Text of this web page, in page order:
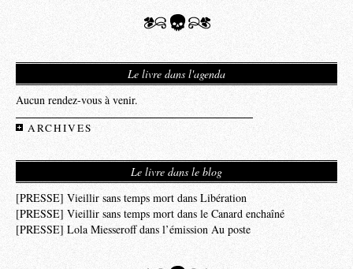
Le livre dans l'agenda
Aucun rendez-vous à venir.
ARCHIVES
Le livre dans le blog
[PRESSE] Vieillir sans temps mort dans Libération
[PRESSE] Vieillir sans temps mort dans le Canard enchaîné
[PRESSE] Lola Miesseroff dans l’émission Au poste